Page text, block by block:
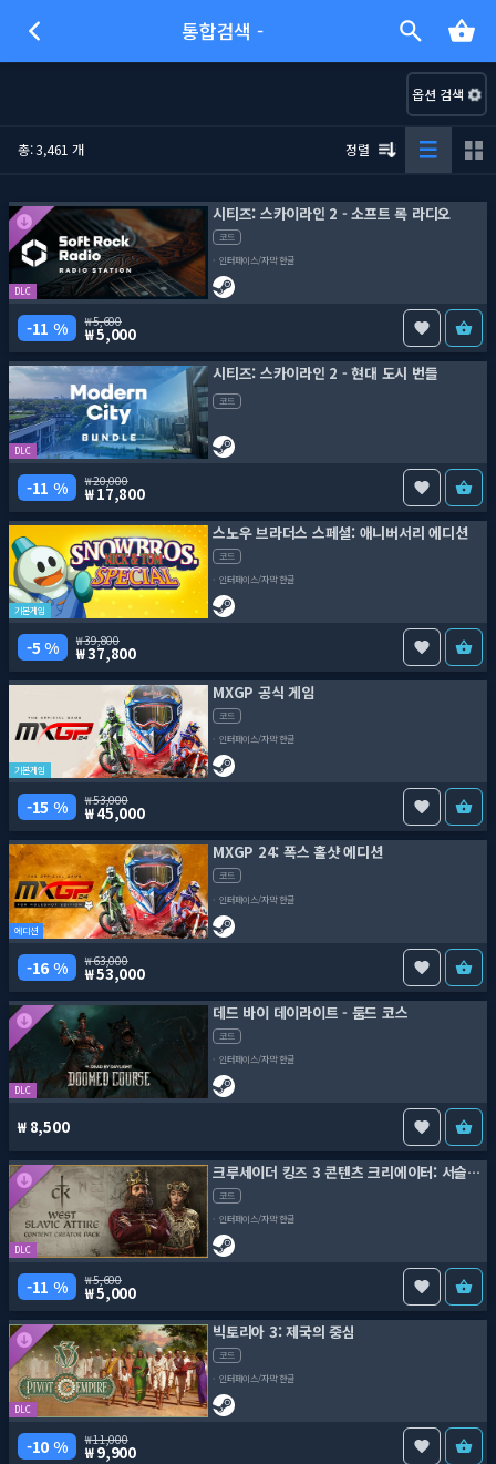
통합검색 -
옵션 검색
총: 3,461 개 정렬
DLC
시티즈: 스카이라인 2 - 소프트 록 라디오
코드
인터페이스/자막 한글
11 % 5,600
5,000
DLC
시티즈: 스카이라인 2 - 현대 도시 번들
코드
11 % 20,000
17,800
기본게임
스노우 브라더스 스페셜: 애니버서리 에디션
코드
인터페이스/자막 한글
5 % 39,800
37,800
기본게임
MXGP 공식 게임
코드
인터페이스/자막 한글
15 % 53,000
45,000
에디션
MXGP 24: 폭스 홀샷 에디션
코드
인터페이스/자막 한글
16 % 63,000
53,000
DLC
데드 바이 데이라이트 - 둠드 코스
코드
인터페이스/자막 한글
8,500
DLC
크루세이더 킹즈 3 콘텐츠 크리에이터: 서슬라브 의상
코드
인터페이스/자막 한글
11 % 5,600
5,000
DLC
빅토리아 3: 제국의 중심
코드
인터페이스/자막 한글
10 % 11,000
9,900